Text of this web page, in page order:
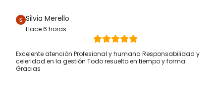
Silvia Merello
Hace 6 horas
Excelente atención Profesional y humana Responsabilidad y
celeridad en la gestión Todo resuelto en tiempo y forma
Gracias